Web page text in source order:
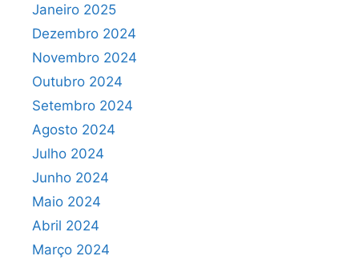
Janeiro 2025
Dezembro 2024
Novembro 2024
Outubro 2024
Setembro 2024
Agosto 2024
Julho 2024
Junho 2024
Maio 2024
Abril 2024
Março 2024